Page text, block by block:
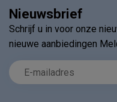
Nieuwsbrief
Schrijf u in voor onze
nieuwe aanbiedingen